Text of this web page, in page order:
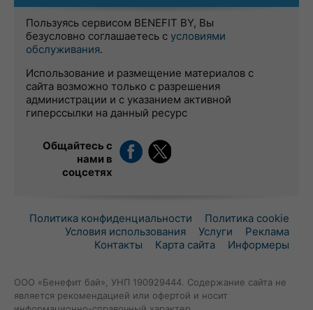
Пользуясь сервисом BENEFIT BY, Вы
безусловно соглашаетесь с условиями
обслуживания.
Использование и размещение материалов с
сайта возможно только с разрешения
администрации и с указанием активной
гиперссылки на данный ресурс
Общайтесь с
нами в
соцсетях
Политика конфиденциальности
Политика cookie
Условия использования
Услуги
Реклама
Контакты
Карта сайта Информеры
ООО «Бенефит бай», УНП 190929444. Содержание сайта не
является рекомендацией или офертой и носит